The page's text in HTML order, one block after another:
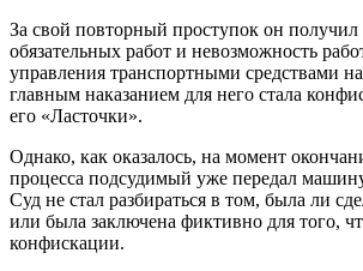
За свой повторный проступок он получил
обязательных работ и невозможность
управления транспортными средствами
главным наказанием для него стала
его «Ласточки».
Однако, как оказалось, на момент
процесса подсудимый уже передал
Суд не стал разбираться в том, была ли
или была заключена фиктивно для того,
конфискации.